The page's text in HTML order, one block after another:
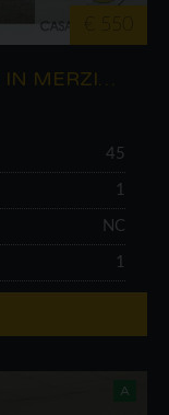
WOHNUNG ZU VERMIETEN IN MERZIG (DE)
45
1
NC
1
A